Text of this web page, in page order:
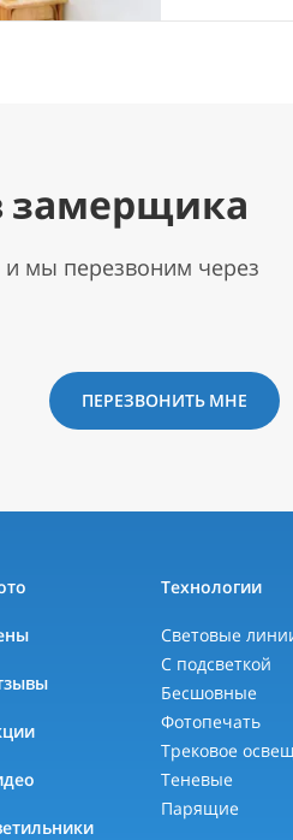
замерщика
и мы перезвоним через
ПЕРЕЗВОНИТЬ МНЕ
Технологии
Световые
С подсветкой
Бесшовные
Фотопечать
Трековое
Теневые
Парящие